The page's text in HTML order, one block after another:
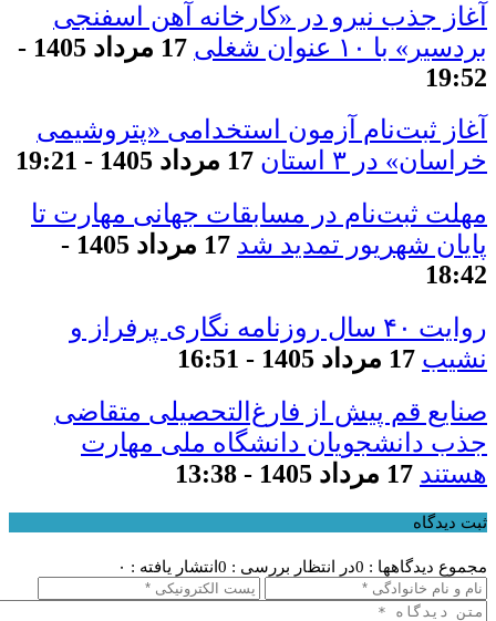
آغاز جذب نیرو در «کارخانه آهن اسفنجی
بردسیر» با ۱۰ عنوان شغلی
17 مرداد 1405 -
19:52
آغاز ثبت‌نام آزمون استخدامی «پتروشیمی
خراسان» در ۳ استان
17 مرداد 1405 - 19:21
مهلت ثبت‌نام در مسابقات جهانی مهارت تا
پایان شهریور تمدید شد
17 مرداد 1405 -
18:42
روایت ۴۰ سال روزنامه نگاری پرفراز و
نشیب 17 مرداد 1405 - 16:51
صنایع قم پیش از فارغ‌التحصیلی متقاضی
جذب دانشجویان دانشگاه ملی مهارت
هستند 17 مرداد 1405 - 13:38
ثبت دیدگاه
مجموع دیدگاهها : 0 در انتظار بررسی : 0 انتشار یافته : ۰